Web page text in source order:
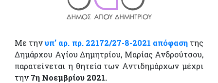
Με τηνυπ’ αρ. πρ. 22172/27-8-2021 απόφασητης
Δημάρχου Αγίου Δημητρίου, Μαρίας Ανδρούτσου,
παρατείνεται η θητεία των Αντιδημάρχων μέχρι
την 7η Νοεμβρίου 2021.